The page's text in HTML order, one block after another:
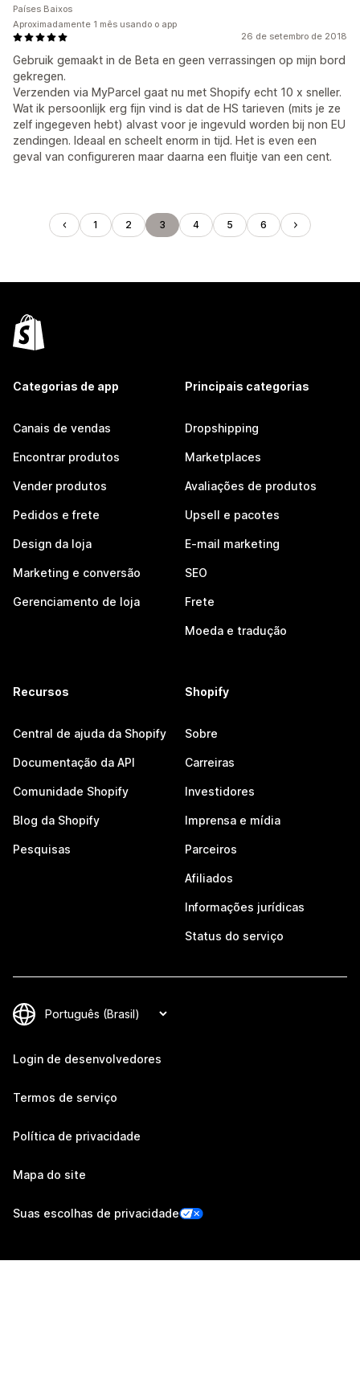
26 de setembro de 2018
Gebruik gemaakt in de Beta en geen verrassingen op mijn bord
gekregen.
Verzenden via MyParcel gaat nu met Shopify echt 10 x sneller.
Wat ik persoonlijk erg fijn vind is dat de HS tarieven (mits je ze
zelf ingegeven hebt) alvast voor je ingevuld worden bij non EU
zendingen. Ideaal en scheelt enorm in tijd. Het is even een
geval van configureren maar daarna een fluitje van een cent.
Países Baixos
Aproximadamente 1 mês usando o app
1 2 3 4 5 6
Categorias de app
Canais de vendas
Encontrar produtos
Vender produtos
Pedidos e frete
Design da loja
Marketing e conversão
Gerenciamento de loja
Principais categorias
Dropshipping
Marketplaces
Avaliações de produtos
Upsell e pacotes
E-mail marketing
SEO
Frete
Moeda e tradução
Recursos
Central de ajuda da Shopify
Documentação da API
Comunidade Shopify
Blog da Shopify
Pesquisas
Shopify
Sobre
Carreiras
Investidores
Imprensa e mídia
Parceiros
Afiliados
Informações jurídicas
Status do serviço
Login de desenvolvedores
Termos de serviço
Política de privacidade
Mapa do site
Suas escolhas de privacidade